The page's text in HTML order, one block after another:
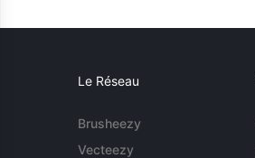
Le Réseau
Brusheezy
Vecteezy